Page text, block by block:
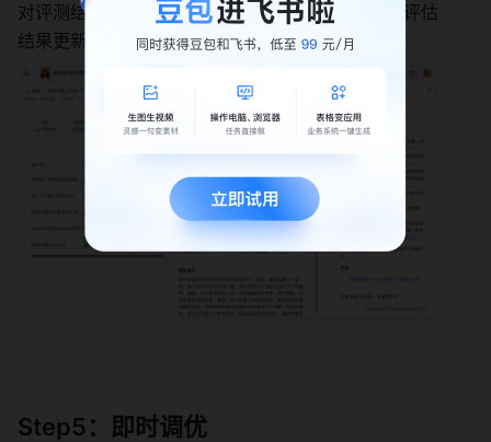
对评测结果进行线上打分；顶部指标卡会自动根据评估
结果更新。
Step5：即时调优